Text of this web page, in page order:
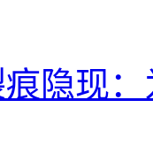
隐现